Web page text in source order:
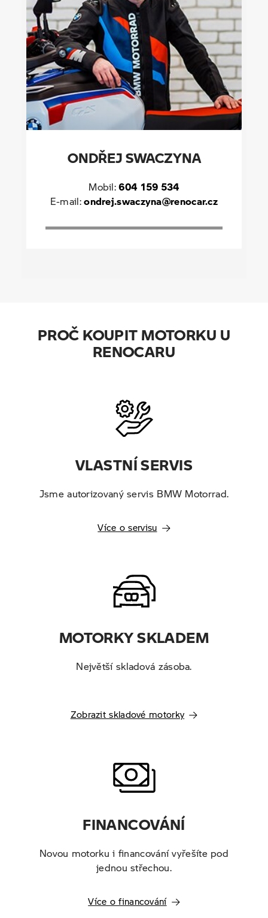
ONDŘEJ SWACZYNA
Mobil:604 159 534
E-mail:ondrej.swaczyna@renocar.cz
PROČ KOUPIT MOTORKU U
RENOCARU
VLASTNÍ SERVIS
Jsme autorizovaný servis BMW Motorrad.
Více o servisu
MOTORKY SKLADEM
Největší skladová zásoba.
Zobrazit skladové motorky
FINANCOVÁNÍ
Novou motorku i financování vyřešíte pod
jednou střechou.
Více o financování